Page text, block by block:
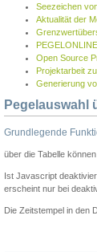
Seezeichen
Aktualität der
Open Source
Projektarbeit
Generierung
Pegelauswahl
Grundlegende
über die Tabelle
Ist Javascript
erscheint nur bei
Die Zeitstempel in den